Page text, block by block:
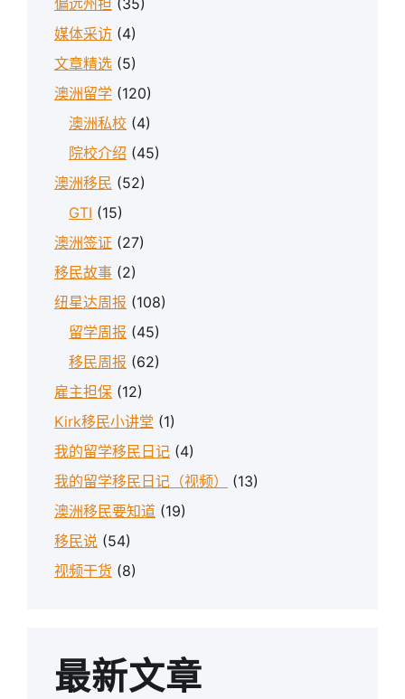
偏远州担 (35)
媒体采访 (4)
文章精选 (5)
澳洲留学 (120)
澳洲私校 (4)
院校介绍 (45)
澳洲移民 (52)
GTI (15)
澳洲签证 (27)
移民故事 (2)
纽星达周报 (108)
留学周报 (45)
移民周报 (62)
雇主担保 (12)
Kirk移民小讲堂 (1)
我的留学移民日记 (4)
我的留学移民日记（视频）
(13)
澳洲移民要知道 (19)
移民说 (54)
视频干货 (8)
最新文章